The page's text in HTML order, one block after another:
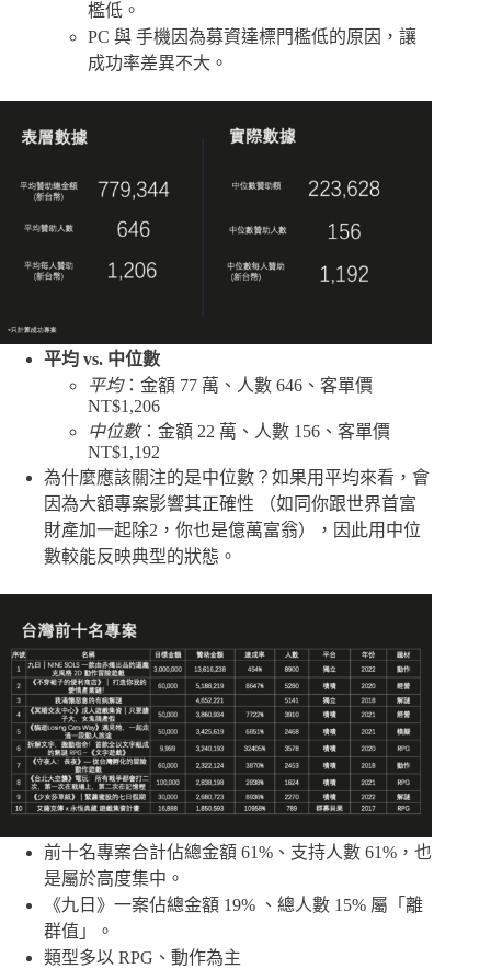
檻低。
PC 與 手機因為募資達標門檻低的原因，讓
成功率差異不大。
平均 vs. 中位數
平均：金額 77 萬、人數 646、客單價
NT$1,206
中位數：金額 22 萬、人數 156、客單價
NT$1,192
為什麼應該關注的是中位數？如果用平均來看，會
因為大額專案影響其正確性 （如同你跟世界首富
財產加一起除2，你也是億萬富翁），因此用中位
數較能反映典型的狀態。
前十名專案合計佔總金額 61%、支持人數 61%，也
是屬於高度集中。
《九日》一案佔總金額 19% 、總人數 15% 屬「離
群值」。
類型多以 RPG、動作為主